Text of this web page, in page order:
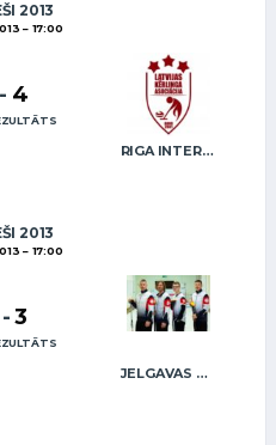
2013
17:00
RIGA INTERNATIONAL CURLING CLUB / GRAY
- 4
2013
17:00
JELGAVAS MAIZNIEKS
-3